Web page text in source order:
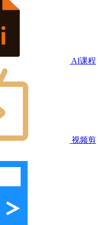
AI课程
视频剪